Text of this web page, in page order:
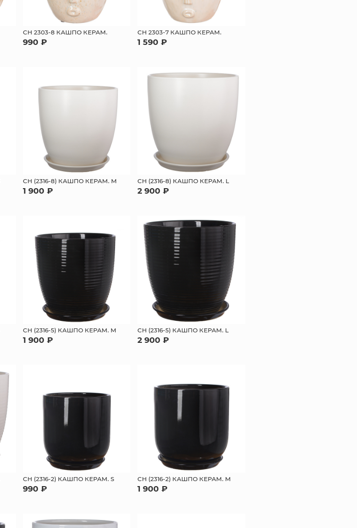
СН 2303-8 КАШПО КЕРАМ.
990 ₽
СН 2303-7 КАШПО КЕРАМ.
1 590 ₽
СН (2316-8) КАШПО КЕРАМ. M
1 900 ₽
СН (2316-8) КАШПО КЕРАМ. L
2 900 ₽
СН (2316-5) КАШПО КЕРАМ. M
1 900 ₽
СН (2316-5) КАШПО КЕРАМ. L
2 900 ₽
СН (2316-2) КАШПО КЕРАМ. S
990 ₽
СН (2316-2) КАШПО КЕРАМ. M
1 900 ₽